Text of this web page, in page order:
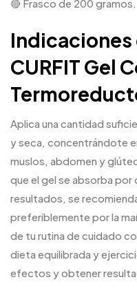
🔴 Frasco de 200 gramos.
Indicaciones
CURFIT Gel
Aplica una cantidad
y seca, concentrándote
muslos, abdomen y
que el gel se absorba
resultados, se
preferiblemente por la
de tu rutina de cuidado
dieta equilibrada y
efectos y obtener